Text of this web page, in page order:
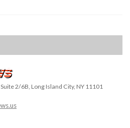
2/6B, Long Island City, NY 11101